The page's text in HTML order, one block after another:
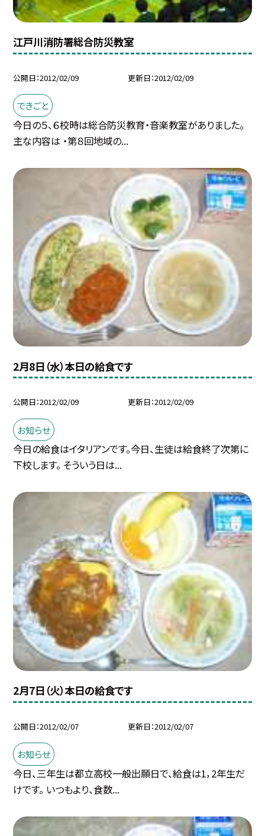
江戸川消防署総合防災教室
公開日 2012/02/09 更新日 2012/02/09
できごと
今日の５、６校時は総合防災教育・音楽教室がありました。
主な内容は ・第８回地域の...
2月8日（水）本日の給食です
公開日 2012/02/09 更新日 2012/02/09
お知らせ
今日の給食はイタリアンです。今日、生徒は給食終了次第に
下校します。 そういう日は...
2月7日（火）本日の給食です
公開日 2012/02/07 更新日 2012/02/07
お知らせ
今日、三年生は都立高校一般出願日で、給食は1，2年生だ
けです。 いつもより、食数...